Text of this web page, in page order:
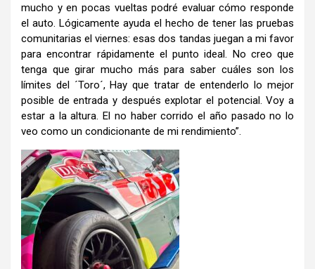
mucho y en pocas vueltas podré evaluar cómo responde
el auto. Lógicamente ayuda el hecho de tener las pruebas
comunitarias el viernes: esas dos tandas juegan a mi favor
para encontrar rápidamente el punto ideal. No creo que
tenga que girar mucho más para saber cuáles son los
límites del ´Toro´, Hay que tratar de entenderlo lo mejor
posible de entrada y después explotar el potencial. Voy a
estar a la altura. El no haber corrido el año pasado no lo
veo como un condicionante de mi rendimiento”.